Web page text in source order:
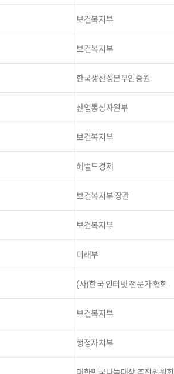
보건복지부
보건복지부
한국생산성본부인증원
산업통상자원부
보건복지부
헤럴드경제
보건복지부 장관
보건복지부
미래부
(사)한국 인터넷 전문가 협회
보건복지부
행정자치부
대한민국나눔대상 추진위원회